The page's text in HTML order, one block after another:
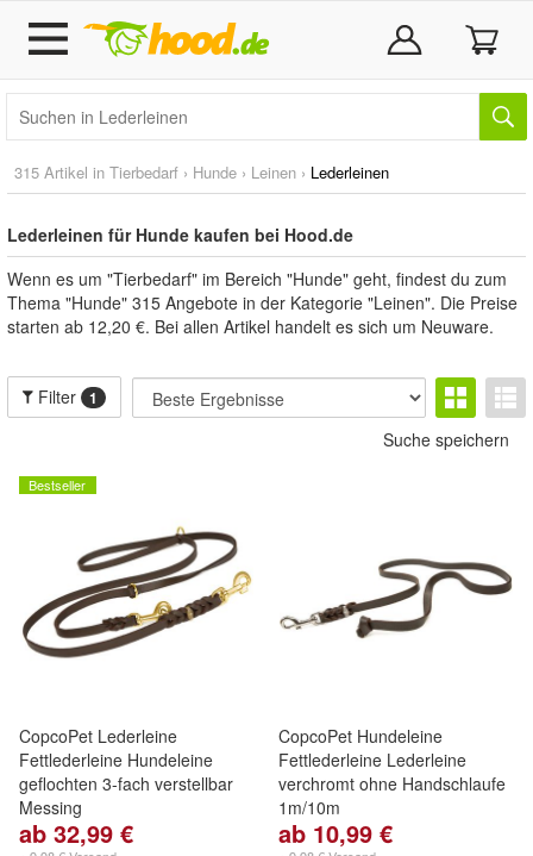
315 Artikel in Tierbedarf › Hunde › Leinen › Lederleinen
Lederleinen für Hunde kaufen bei Hood.de
Wenn es um "Tierbedarf" im Bereich "Hunde" geht, findest du zum
Thema "Hunde" 315 Angebote in der Kategorie "Leinen". Die Preise
starten ab 12,20 €. Bei allen Artikel handelt es sich um Neuware.
Filter 1
Suche speichern
Bestseller
CopcoPet Lederleine
Fettlederleine Hundeleine
geflochten 3-fach verstellbar
Messing
ab 32,99 €
CopcoPet Hundeleine
Fettlederleine Lederleine
verchromt ohne Handschlaufe
1m/10m
ab 10,99 €